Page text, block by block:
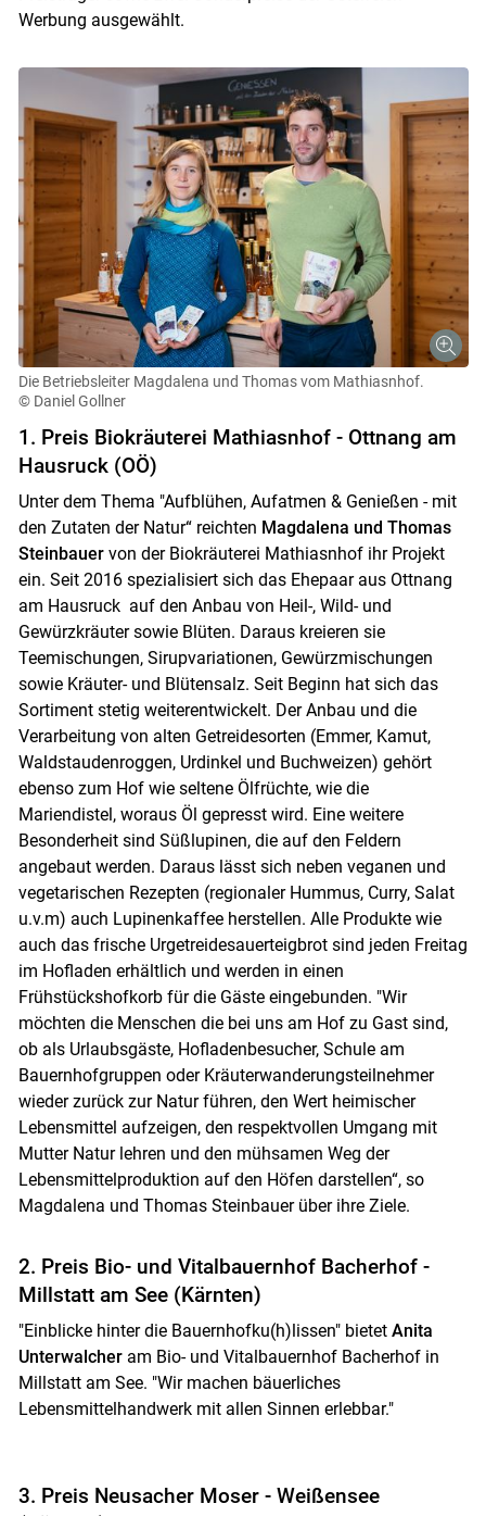
Skip to main content
Werbung ausgewählt.
Die Betriebsleiter Magdalena und Thomas vom Mathiasnhof.
© Daniel Gollner
1. Preis Biokräuterei Mathiasnhof - Ottnang am
Hausruck (OÖ)
Unter dem Thema "Aufblühen, Aufatmen & Genießen - mit
den Zutaten der Natur“ reichten Magdalena und Thomas
Steinbauervon der Biokräuterei Mathiasnhof ihr Projekt
ein. Seit 2016 spezialisiert sich das Ehepaar aus Ottnang
am Hausruck auf den Anbau von Heil-, Wild- und
Gewürzkräuter sowie Blüten. Daraus kreieren sie
Teemischungen, Sirupvariationen, Gewürzmischungen
sowie Kräuter- und Blütensalz. Seit Beginn hat sich das
Sortiment stetig weiterentwickelt. Der Anbau und die
Verarbeitung von alten Getreidesorten (Emmer, Kamut,
Waldstaudenroggen, Urdinkel und Buchweizen) gehört
ebenso zum Hof wie seltene Ölfrüchte, wie die
Mariendistel, woraus Öl gepresst wird. Eine weitere
Besonderheit sind Süßlupinen, die auf den Feldern
angebaut werden. Daraus lässt sich neben veganen und
vegetarischen Rezepten (regionaler Hummus, Curry, Salat
u.v.m) auch Lupinenkaffee herstellen. Alle Produkte wie
auch das frische Urgetreidesauerteigbrot sind jeden Freitag
im Hofladen erhältlich und werden in einen
Frühstückshofkorb für die Gäste eingebunden. "Wir
möchten die Menschen die bei uns am Hof zu Gast sind,
ob als Urlaubsgäste, Hofladenbesucher, Schule am
Bauernhofgruppen oder Kräuterwanderungsteilnehmer
wieder zurück zur Natur führen, den Wert heimischer
Lebensmittel aufzeigen, den respektvollen Umgang mit
Mutter Natur lehren und den mühsamen Weg der
Lebensmittelproduktion auf den Höfen darstellen“, so
Magdalena und Thomas Steinbauer über ihre Ziele.
2. Preis Bio- und Vitalbauernhof Bacherhof -
Millstatt am See (Kärnten)
"Einblicke hinter die Bauernhofku(h)lissen" bietet Anita
Unterwalcheram Bio- und Vitalbauernhof Bacherhof in
Millstatt am See. "Wir machen bäuerliches
Lebensmittelhandwerk mit allen Sinnen erlebbar."
3. Preis Neusacher Moser - Weißensee